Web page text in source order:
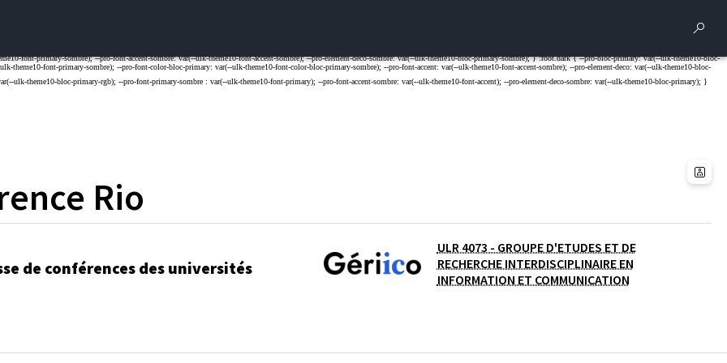
Rio
de conférences des universités
ULR 4073 - GROUPE D'ETUDES ET DE
RECHERCHE INTERDISCIPLINAIRE EN
INFORMATION ET COMMUNICATION